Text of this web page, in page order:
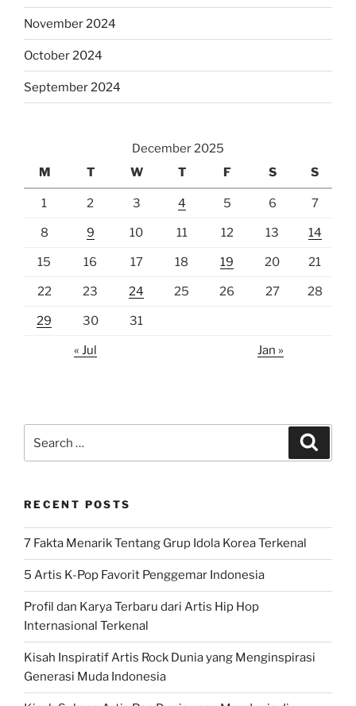
November 2024
October 2024
September 2024
December 2025
M
T W T F S S
1 2 3 4 5 6 7
8 9 10 11 12 13 14
15 16 17 18 19 20 21
22 23 24 25 26 27 28
29 30 31
« Jul Jan »
for:
RECENT POSTS
7 Fakta Menarik Tentang Grup Idola Korea Terkenal
5 Artis K-Pop Favorit Penggemar Indonesia
Profil dan Karya Terbaru dari Artis Hip Hop
Internasional Terkenal
Kisah Inspiratif Artis Rock Dunia yang Menginspirasi
Generasi Muda Indonesia